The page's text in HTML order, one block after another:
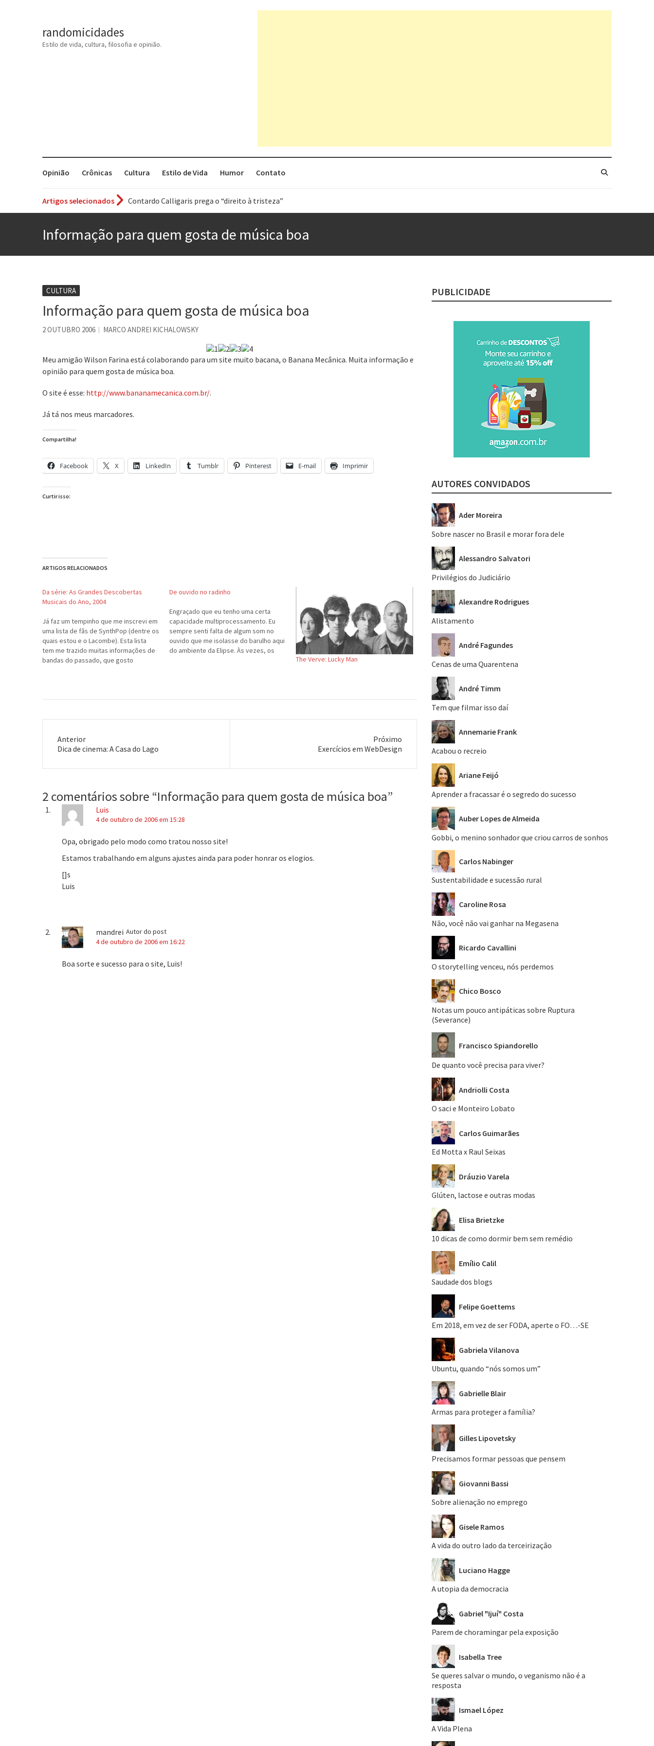
randomicidades
Estilo de vida, cultura, filosofia e opinião.
Opinião Crônicas Cultura Estilo de Vida Humor Contato
Artigos selecionados
Contardo Calligaris prega o “direito à tristeza”
Os causos de Jorge Luis Borges
Voto obrigatório é correto?
A construção da urbanidade
Informação para quem gosta de música boa
CULTURA
Informação para quem gosta de música boa
2 OUTUBRO 2006 MARCO ANDREI KICHALOWSKY
Meu amigão Wilson Farina está colaborando para um site muito bacana, o Banana Mecânica. Muita informação e
opinião para quem gosta de música boa.
O site é esse: http://www.bananamecanica.com.br/.
Já tá nos meus marcadores.
Compartilha!
Facebook X LinkedIn Tumblr Pinterest E-mail Imprimir
Curtir isso:
ARTIGOS RELACIONADOS
Da série: As Grandes Descobertas
Musicais do Ano, 2004
Já faz um tempinho que me inscrevi em
uma lista de fãs de SynthPop (dentre os
quais estou e o Lacombe). Esta lista
tem me trazido muitas informações de
bandas do passado, que gosto
descobertas é a banda…
De ouvido no radinho
Engraçado que eu tenho uma certa
capacidade multiprocessamento. Eu
sempre senti falta de algum som no
ouvido que me isolasse do barulho aqui
do ambiente da Elipse. Às vezes, os
The Verve: Lucky Man
Anterior
Post
Dica de cinema: A Casa do Lago
Próximo
Exercícios em WebDesign
2 comentários sobre “Informação para quem gosta de música boa”
Luis
4 de outubro de 2006 em 15:28
Opa, obrigado pelo modo como tratou nosso site!
Estamos trabalhando em alguns ajustes ainda para poder honrar os elogios.
[]s
Luis
mandrei Autor do post
4 de outubro de 2006 em 16:22
Boa sorte e sucesso para o site, Luis!
PUBLICIDADE
AUTORES CONVIDADOS
Ader Moreira
Sobre nascer no Brasil e morar fora dele
Alessandro Salvatori
Privilégios do Judiciário
Alexandre Rodrigues
Alistamento
André Fagundes
Cenas de uma Quarentena
André Timm
Tem que filmar isso daí
Annemarie Frank
Acabou o recreio
Ariane Feijó
Aprender a fracassar é o segredo do sucesso
Auber Lopes de Almeida
Gobbi, o menino sonhador que criou carros de sonhos
Carlos Nabinger
Sustentabilidade e sucessão rural
Caroline Rosa
Não, você não vai ganhar na Megasena
Ricardo Cavallini
O storytelling venceu, nós perdemos
Chico Bosco
Notas um pouco antipáticas sobre Ruptura
(Severance)
Francisco Spiandorello
De quanto você precisa para viver?
Andriolli Costa
O saci e Monteiro Lobato
Carlos Guimarães
Ed Motta x Raul Seixas
Dráuzio Varela
Glúten, lactose e outras modas
Elisa Brietzke
10 dicas de como dormir bem sem remédio
Emílio Calil
Saudade dos blogs
Felipe Goettems
Em 2018, em vez de ser FODA, aperte o FO…-SE
Gabriela Vilanova
Ubuntu, quando “nós somos um”
Gabrielle Blair
Armas para proteger a família?
Gilles Lipovetsky
Precisamos formar pessoas que pensem
Giovanni Bassi
Sobre alienação no emprego
Gisele Ramos
A vida do outro lado da terceirização
Luciano Hagge
A utopia da democracia
Gabriel "Ijuí" Costa
Parem de choramingar pela exposição
Isabella Tree
Se queres salvar o mundo, o veganismo não é a
resposta
Ismael López
A Vida Plena